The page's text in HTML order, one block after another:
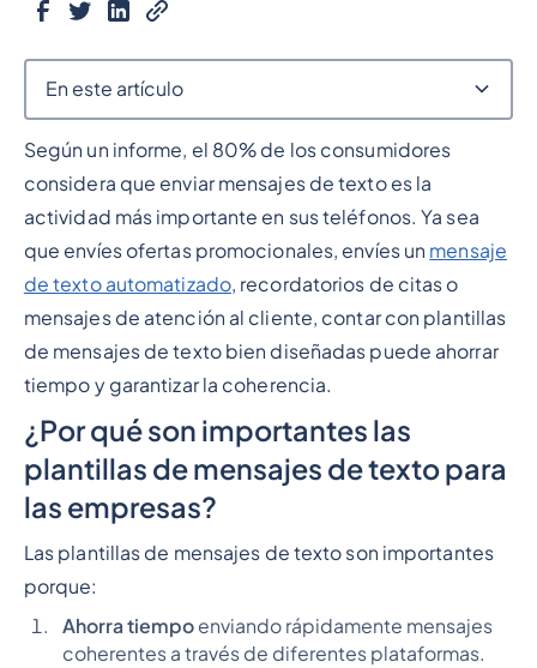
Según un informe, el 80% de los consumidores
considera que enviar mensajes de texto es la
actividad más importante en sus teléfonos. Ya sea
que envíes ofertas promocionales, envíes un mensaje
de texto automatizado, recordatorios de citas o
mensajes de atención al cliente, contar con plantillas
de mensajes de texto bien diseñadas puede ahorrar
tiempo y garantizar la coherencia.
¿Por qué son importantes las
plantillas de mensajes de texto para
las empresas?
Las plantillas de mensajes de texto son importantes
porque:
Ahorra tiempoenviando rápidamente mensajes
coherentes a través de diferentes plataformas.
En este artículo
Epígrafe 2